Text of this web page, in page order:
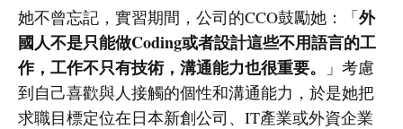
她不曾忘記，實習期間，公司的CCO鼓勵她：「外
國人不是只能做Coding或者設計這些不用語言的工
作，工作不只有技術，溝通能力也很重要。
」考慮
到自己喜歡與人接觸的個性和溝通能力，於是她把
求職目標定位在日本新創公司、IT產業或外資企業